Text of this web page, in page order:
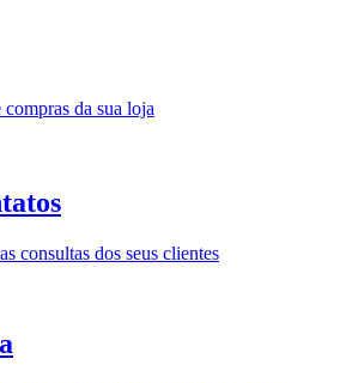
da sua loja
consultas dos seus clientes